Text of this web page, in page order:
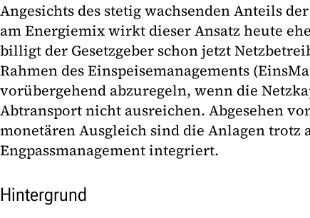
Angesichts des stetig wachsenden Anteils
am Energiemix wirkt dieser Ansatz heute
billigt der Gesetzgeber schon jetzt
Rahmen des Einspeisemanagements
vorübergehend abzuregeln, wenn die
Abtransport nicht ausreichen. Abgesehen
monetären Ausgleich sind die Anlagen trotz
Engpassmanagement integriert.
Hintergrund